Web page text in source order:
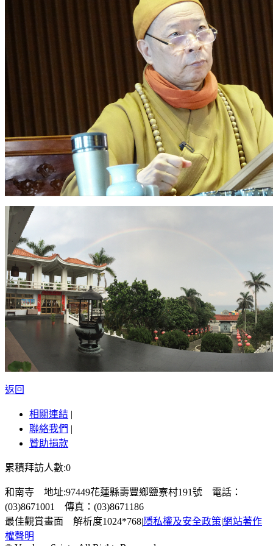
返回
相關連結 |
聯絡我們 |
贊助捐款
累積拜訪人數:0
和南寺 地址:97449花蓮縣壽豐鄉鹽寮村191號 電話：
(03)8671001 傳真：(03)8671186
最佳觀賞畫面 解析度1024*768|隱私權及安全政策|網站著作
權聲明